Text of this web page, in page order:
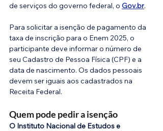
de serviços do governo federal, o Gov.br.
Para solicitar a isenção de pagamento da
taxa de inscrição para o Enem 2025, o
participante deve informar o número de
seu Cadastro de Pessoa Física (CPF) e a
data de nascimento. Os dados pessoais
devem ser iguais aos cadastrados na
Receita Federal.
Quem pode pedir a isenção
O Instituto Nacional de Estudos e